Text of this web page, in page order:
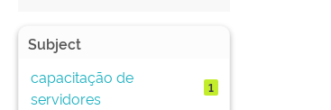
Subject
capacitação de
servidores
1